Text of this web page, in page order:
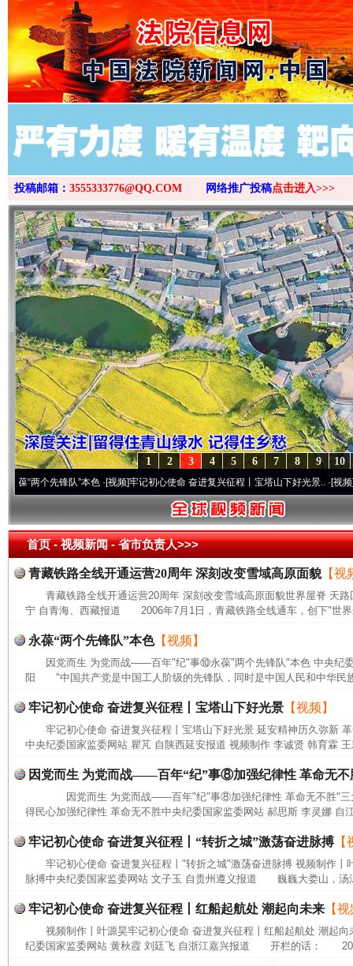
>
投稿邮箱： 3555333776@QQ.COM 网络推广投稿点击进入>>>
10
9
8
7
6
5
4
3
2
1
个先锋队”本色·[视频]牢记初心使命 奋进复兴征程丨宝塔山下好光景..·[视频]因党
首页- 视频新闻 -省市负责人>>>
青藏铁路全线开通运营20周年 深刻改变雪域高原面貌【视
青藏铁路全线开通运营20周年 深刻改变雪域高原面貌世界屋脊 天
宁 自青海、西藏报道 2006年7月1日，青藏铁路全线通车，创下"世界
永葆“两个先锋队”本色【视频】
因党而生 为党而战——百年"纪"事⑩永葆"两个先锋队"本色 中央纪
阳 "中国共产党是中国工人阶级的先锋队，同时是中国人民和中华民
牢记初心使命 奋进复兴征程丨宝塔山下好光景 【视频】
牢记初心使命 奋进复兴征程丨宝塔山下好光景 延安精神历久弥新
中央纪委国家监委网站 瞿芃 自陕西延安报道 视频制作 李诚贤 韩育霖
因党而生 为党而战——百年“纪”事⑧加强纪律性 革命无不
因党而生 为党而战——百年"纪"事⑧加强纪律性 革命无不胜"三
得民心加强纪律性 革命无不胜中央纪委国家监委网站 郝思斯 李灵娜 自
牢记初心使命 奋进复兴征程丨“转折之城”激荡奋进脉搏【
牢记初心使命 奋进复兴征程丨"转折之城"激荡奋进脉搏 视频制作丨
脉搏中央纪委国家监委网站 文子玉 自贵州遵义报道 巍巍大娄山，汤
牢记初心使命 奋进复兴征程丨红船起航处 潮起向未来 【
视频制作丨叶源昊牢记初心使命 奋进复兴征程丨红船起航处 潮起
纪委国家监委网站 黄秋霞 刘廷飞 自浙江嘉兴报道 开栏的话：